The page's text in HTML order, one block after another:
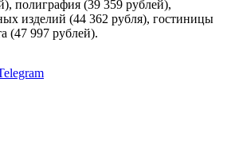
полиграфия (39 359 рублей),
изделий (44 362 рубля), гостиницы
(47 997 рублей).